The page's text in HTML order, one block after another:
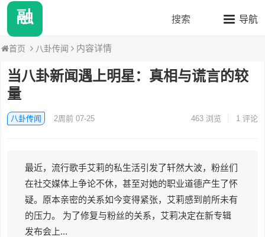
导航
搜索
首页 八卦传闻 内容详情
当八卦新闻遇上明星：真相与谎言的较
量
八卦传闻 2周前 07-25 463浏览 1 评论
最近，流行歌手艾莉的私生活引发了轩然大波，粉丝们
在社交媒体上争论不休，甚至对她的职业道德产生了怀
疑。原本亲密的关系如今变得紧张，艾莉感到前所未有
的压力。 为了修复与粉丝的关系，艾莉决定在新专辑
发布会上...